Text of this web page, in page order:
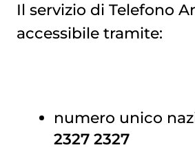
Il servizio di Telefono
accessibile tramite:
numero unico
2327 2327